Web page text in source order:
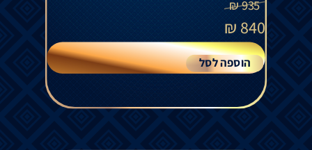
935
₪
840
₪
הוספה לסל